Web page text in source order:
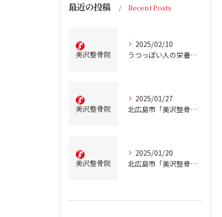
最近の投稿 Recent Posts
2025/02/10
うつっぽい人の栄養状態
2025/01/27
北広島市「美沢整骨院」が解説！慢性的な低血糖について
2025/01/20
北広島市「美沢整骨院」が解説！テアニンの効果について